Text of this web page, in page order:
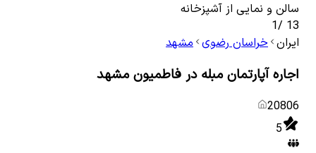
سالن و نمایی از آشپزخانه
13
/
1
ایران خراسان رضوی مشهد
اجاره آپارتمان مبله در فاطمیون مشهد
20806
5